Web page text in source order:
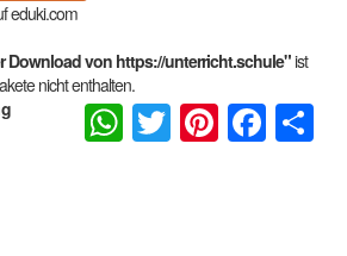
eduki.com
Download von https://unterricht.schule"ist
nicht enthalten.
WhatsApp
Twitter